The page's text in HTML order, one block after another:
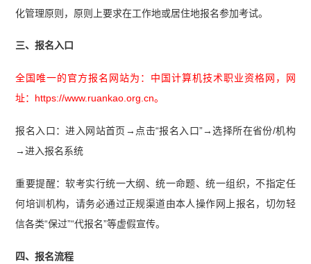
化管理原则，原则上要求在工作地或居住地报名参加考试。
三、报名入口
全国唯一的官方报名网站为：中国计算机技术职业资格网，网
址：https://www.ruankao.org.cn。
报名入口：进入网站首页→点击“报名入口”→选择所在省份/机构
→进入报名系统
重要提醒：软考实行统一大纲、统一命题、统一组织，不指定任
何培训机构，请务必通过正规渠道由本人操作网上报名，切勿轻
信各类“保过”“代报名”等虚假宣传。
四、报名流程